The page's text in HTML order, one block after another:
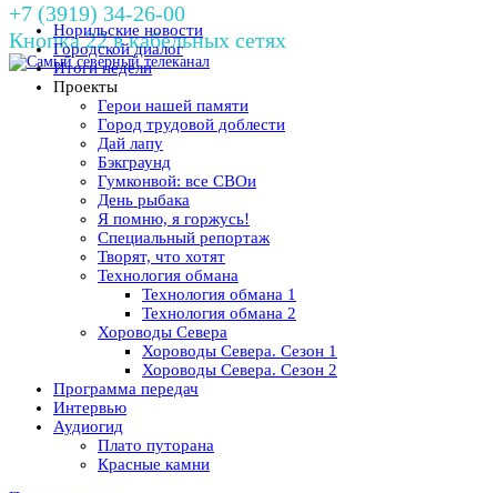
+7 (3919) 34-26-00
Кнопка 22 в кабельных сетях
Норильские новости
Городской диалог
Итоги недели
Проекты
Герои нашей памяти
Город трудовой доблести
Дай лапу
Бэкграунд
Гумконвой: все СВОи
День рыбака
Я помню, я горжусь!
Специальный репортаж
Творят, что хотят
Технология обмана
Технология обмана 1
Технология обмана 2
Хороводы Севера
Хороводы Севера. Сезон 1
Хороводы Севера. Сезон 2
Программа передач
Интервью
Аудиогид
Плато путорана
Красные камни